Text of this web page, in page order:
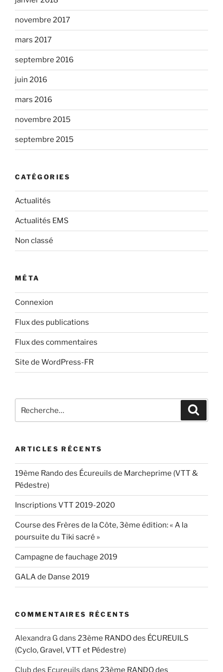
novembre 2017
mars 2017
septembre 2016
juin 2016
mars 2016
novembre 2015
septembre 2015
CATÉGORIES
Actualités
Actualités EMS
Non classé
MÉTA
Connexion
Flux des publications
Flux des commentaires
Site de WordPress-FR
pour
ARTICLES RÉCENTS
19ème Rando des Écureuils de Marcheprime (VTT &
Pédestre)
Inscriptions VTT 2019-2020
Course des Frères de la Côte, 3ème édition: « A la
poursuite du Tiki sacré »
Campagne de fauchage 2019
GALA de Danse 2019
COMMENTAIRES RÉCENTS
Alexandra G dans 23ème RANDO des ÉCUREUILS
(Cyclo, Gravel, VTT et Pédestre)